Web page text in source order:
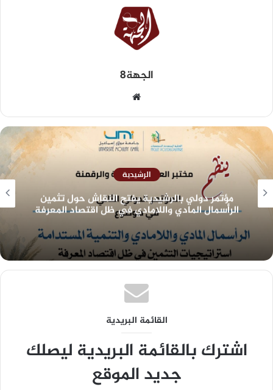
الجهة8
الرشيدية
مؤتمر دولي بالرشيدية يفتح النقاش حول تثمين
الرأسمال المادي واللامادي في ظل اقتصاد المعرفة
القائمة البريدية
اشترك بالقائمة البريدية ليصلك
جديد الموقع